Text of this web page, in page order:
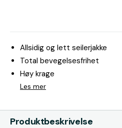
Allsidig og lett seilerjakke
Total bevegelsesfrihet
Høy krage
Les mer
Produktbeskrivelse